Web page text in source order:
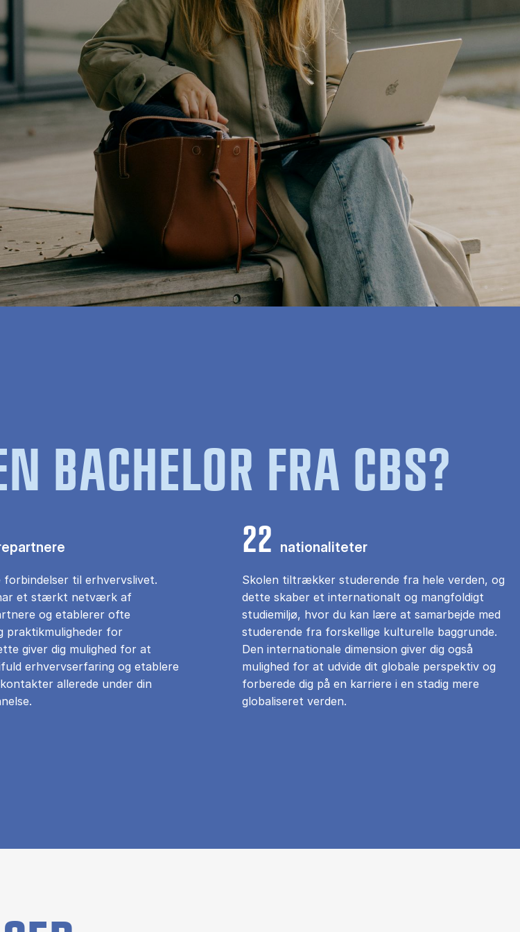
BACHELOR FRA CBS?
til erhvervslivet.
et stærkt netværk af
og etablerer ofte
praktikmuligheder for
giver dig mulighed for at
erhvervserfaring og etablere
allerede under din
22 nationaliteter
Skolen tiltrækker studerende fra hele verden, og
dette skaber et internationalt og mangfoldigt
studiemiljø, hvor du kan lære at samarbejde med
studerende fra forskellige kulturelle baggrunde.
Den internationale dimension giver dig også
mulighed for at udvide dit globale perspektiv og
forberede dig på en karriere i en stadig mere
globaliseret verden.